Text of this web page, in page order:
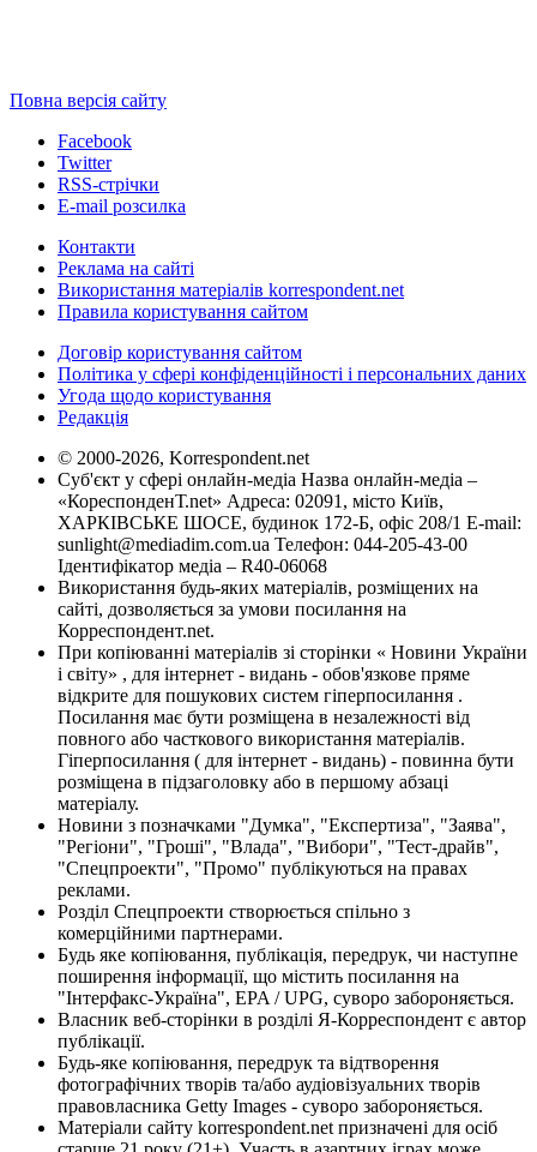
Повна версія сайту
Facebook
Twitter
RSS-стрічки
E-mail розсилка
Контакти
Реклама на сайті
Використання матеріалів korrespondent.net
Правила користування сайтом
Договір користування сайтом
Політика у сфері конфіденційності і персональних даних
Угода щодо користування
Редакція
© 2000-2026, Korrespondent.net
Суб'єкт у сфері онлайн-медіа Назва онлайн-медіа –
«КореспонденТ.net» Адреса: 02091, місто Київ,
ХАРКІВСЬКЕ ШОСЕ, будинок 172-Б, офіс 208/1 E-mail:
sunlight@mediadim.com.ua Телефон: 044-205-43-00
Ідентифікатор медіа – R40-06068
Використання будь-яких матеріалів, розміщених на
сайті, дозволяється за умови посилання на
Корреспондент.net.
При копіюванні матеріалів зі сторінки « Новини України
і світу» , для інтернет - видань - обов'язкове пряме
відкрите для пошукових систем гіперпосилання .
Посилання має бути розміщена в незалежності від
повного або часткового використання матеріалів.
Гіперпосилання ( для інтернет - видань) - повинна бути
розміщена в підзаголовку або в першому абзаці
матеріалу.
Новини з позначками "Думка", "Експертиза", "Заява",
"Регіони", "Гроші", "Влада", "Вибори", "Тест-драйв",
"Спецпроекти", "Промо" публікуються на правах
реклами.
Розділ Спецпроекти створюється спільно з
комерційними партнерами.
Будь яке копіювання, публікація, передрук, чи наступне
поширення інформації, що містить посилання на
"Інтерфакс-Україна", EPA / UPG, суворо забороняється.
Власник веб-сторінки в розділі Я-Корреспондент є автор
публікації.
Будь-яке копіювання, передрук та відтворення
фотографічних творів та/або аудіовізуальних творів
правовласника Getty Images - суворо забороняється.
Матеріали сайту korrespondent.net призначені для осіб